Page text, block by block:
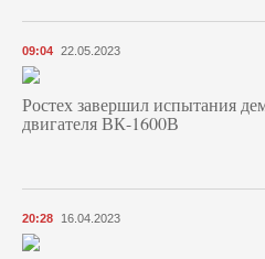
09:04 22.05.2023
Ростех завершил испытания
двигателя ВК-1600В
20:28 16.04.2023